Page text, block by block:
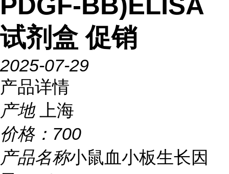
试剂盒 促销
2025-07-29
产品详情
产地
上海
价格： 700
产品名称小鼠血小板生长因